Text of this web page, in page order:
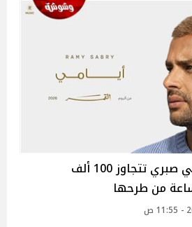
أغنية "أيامي" لـ رامي صبري تتجاوز 100 ألف